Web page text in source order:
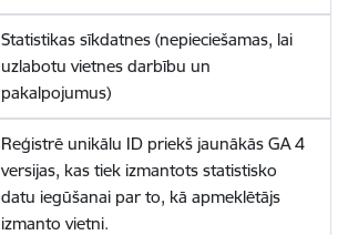
Statistikas sīkdatnes (nepieciešamas, lai
uzlabotu vietnes darbību un
pakalpojumus)
Reģistrē unikālu ID priekš jaunākās GA 4
versijas, kas tiek izmantots statistisko
datu iegūšanai par to, kā apmeklētājs
izmanto vietni.